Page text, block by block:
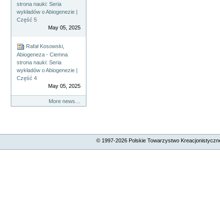
strona nauki: Seria
wykładów o Abiogenezie |
Część 5
May 05, 2025
Rafał Kosowski,
Abiogeneza - Ciemna
strona nauki: Seria
wykładów o Abiogenezie |
Część 4
May 05, 2025
More news…
© 1997-2026Polskie Towarzystwo